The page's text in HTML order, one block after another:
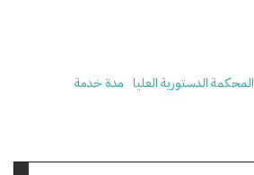
المحكمة الدستورية العليا مدة خدمة